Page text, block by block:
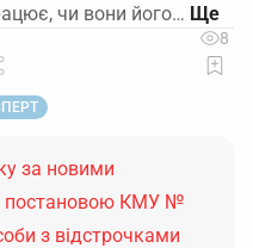
чи вони його…
8
за новими
постановою КМУ №
з відстрочками